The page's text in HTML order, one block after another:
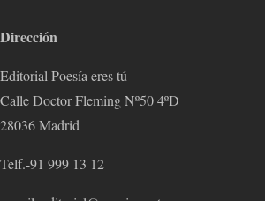
Dirección
Editorial Poesía eres tú
Calle Doctor Fleming Nº50 4ºD
28036 Madrid
Telf.-91 999 13 12